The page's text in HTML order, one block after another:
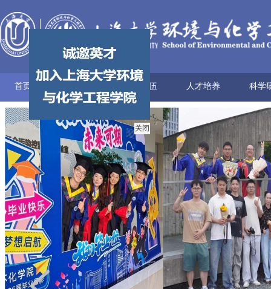
首页 师资队伍
院士风采
领军人才
博导名录
专任教师
兼职教师
行政管理
人才培养 科学
科研
科研
科研
科研
科研
学术
关闭